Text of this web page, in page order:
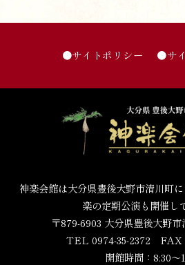
●サイトポリシー ●サ
神楽会館は大分県豊後大野市清川町
楽の定期公演も開催し
〒879-6903 大分県豊後大野市
TEL 0974-35-2372 FAX
開館時間：8:30～